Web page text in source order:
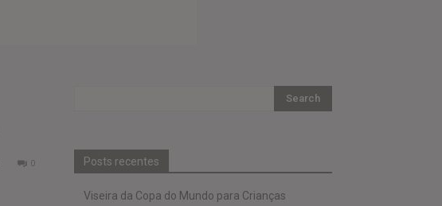
0 Posts recentes
Viseira da Copa do Mundo para Crianças